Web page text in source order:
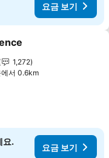
요금 보기
에 추가
1,272
서 0.6km
요.
요금 보기